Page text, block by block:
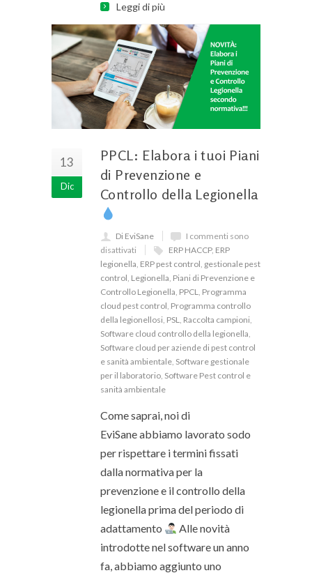
Leggi di più
13
Dic
PPCL: Elabora i tuoi Piani
di Prevenzione e
Controllo della Legionella
Di EviSane
I commenti sono
disattivati
ERP HACCP, ERP
legionella, ERP pest control, gestionale pest
control, Legionella, Piani di Prevenzione e
Controllo Legionella, PPCL, Programma
cloud pest control, Programma controllo
della legionellosi, PSL, Raccolta campioni,
Software cloud controllo della legionella,
Software cloud per aziende di pest control
e sanità ambientale, Software gestionale
per il laboratorio, Software Pest control e
sanità ambientale
Come saprai, noi di
EviSane abbiamo lavorato sodo
per rispettare i termini fissati
dalla normativa per la
prevenzione e il controllo della
legionella prima del periodo di
adattamento
Alle novità
introdotte nel software un anno
fa, abbiamo aggiunto uno